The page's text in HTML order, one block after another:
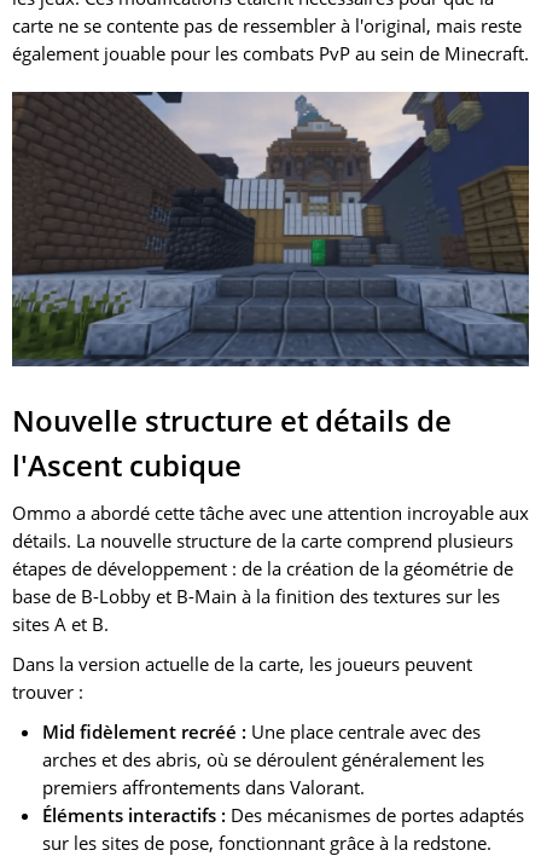
carte ne se contente pas de ressembler à l'original, mais reste
également jouable pour les combats PvP au sein de Minecraft.
Nouvelle structure et détails de
l'Ascent cubique
Ommo a abordé cette tâche avec une attention incroyable aux
détails. La nouvelle structure de la carte comprend plusieurs
étapes de développement : de la création de la géométrie de
base de B-Lobby et B-Main à la finition des textures sur les
sites A et B.
Dans la version actuelle de la carte, les joueurs peuvent
trouver :
Mid fidèlement recréé : Une place centrale avec des
arches et des abris, où se déroulent généralement les
premiers affrontements dans Valorant.
Éléments interactifs : Des mécanismes de portes adaptés
sur les sites de pose, fonctionnant grâce à la redstone.